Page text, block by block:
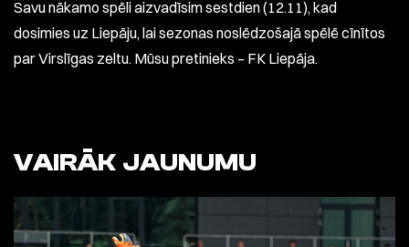
Savu nākamo spēli aizvadīsim sestdien (12.11), kad
dosimies uz Liepāju, lai sezonas noslēdzošajā spēlē cīnītos
par Virslīgas zeltu. Mūsu pretinieks – FK Liepāja.
VAIRĀK JAUNUMU